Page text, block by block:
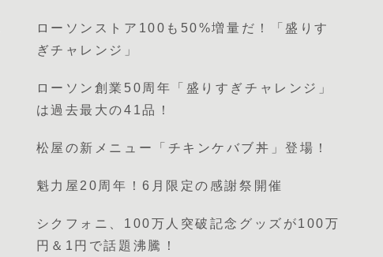
ローソンストア100も50%増量だ！「盛りす
ぎチャレンジ」
ローソン創業50周年「盛りすぎチャレンジ」
は過去最大の41品！
松屋の新メニュー「チキンケバブ丼」登場！
魁力屋20周年！6月限定の感謝祭開催
シクフォニ、100万人突破記念グッズが100万
円＆1円で話題沸騰！